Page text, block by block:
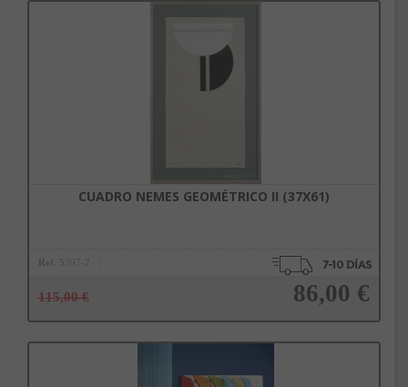
CUADRO NEMES GEOMÉTRICO II (37X61)
Ref. 5397-2
115,00 € 86,00 €